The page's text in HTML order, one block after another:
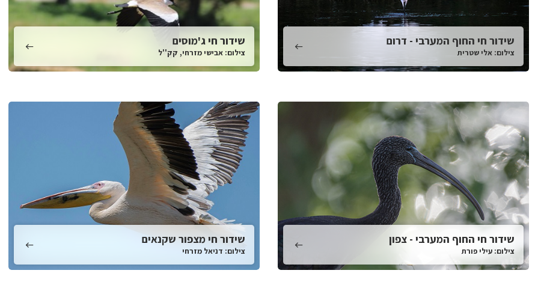
שידור חי החוף המערבי - דרום
צילום: אלי שטרית
שידור חי ג'מוסים
צילום: אבישי מזרחי, קק''ל
שידור חי החוף המערבי - צפון
צילום: עילי פורת
שידור חי מצפור שקנאים
צילום: דניאל מזרחי